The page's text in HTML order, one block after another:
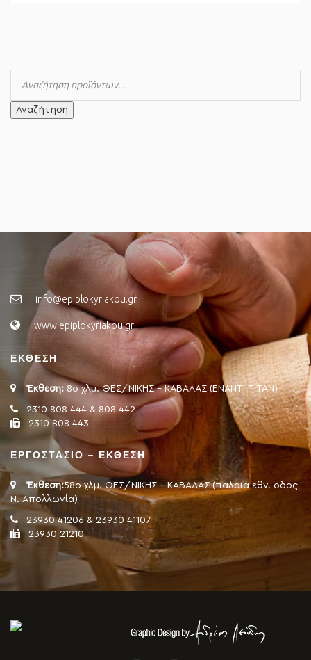
Αναζήτηση
info@epiplokyriakou.gr
www.epiplokyriakou.gr
ΕΚΘΕΣΗ
Έκθεση: 8ο χλμ. ΘΕΣ/ΝΙΚΗΣ - ΚΑΒΑΛΑΣ (ΕΝΑΝΤΙ ΤΙΤΑΝ)
2310 808 444 & 808 442
2310 808 443
ΕΡΓΟΣΤΑΣΙΟ – ΕΚΘΕΣΗ
Έκθεση:58ο χλμ. ΘΕΣ/ΝΙΚΗΣ - ΚΑΒΑΛΑΣ (παλαιά εθν. οδός,
Ν. Απολλωνία)
23930 41206 & 23930 41107
23930 21210